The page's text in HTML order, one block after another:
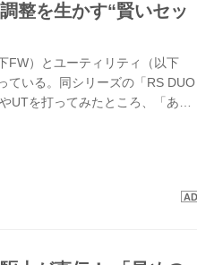
整を生かす“賢いセッ
FW）とユーティリティ（以下
ている。同シリーズの「RS DUO
UTを打ってみたところ、「あ